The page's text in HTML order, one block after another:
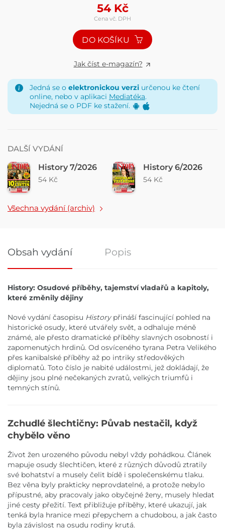
54Kč
Cena vč. DPH
DO KOŠÍKU
Jak číst e-magazín?
Jedná se o elektronickou verzi určenou ke čtení
online, nebo v aplikaci Mediatéka.
Nejedná se o PDF ke stažení.
DALŠÍ VYDÁNÍ
History 7/2026
54 Kč
History 6/2026
54 Kč
Všechna vydání (archiv)
Obsah vydání Popis
Obsah vydání
History: Osudové příběhy, tajemství vladařů a kapitoly,
které změnily dějiny
Nové vydání časopisu Historypřináší fascinující pohled na
historické osudy, které utvářely svět, a odhaluje méně
známé, ale přesto dramatické příběhy slavných osobností i
zapomenutých hrdinů. Od osvíceného tyrana Petra Velikého
přes kanibalské příběhy až po intriky středověkých
diplomatů. Toto číslo je nabité událostmi, jež dokládají, že
dějiny jsou plné nečekaných zvratů, velkých triumfů i
temných stínů.
Zchudlé šlechtičny: Půvab nestačil, když
chybělo věno
Život žen urozeného původu nebyl vždy pohádkou. Článek
mapuje osudy šlechtičen, které z různých důvodů ztratily
své bohatství a musely čelit bídě i společenskému tlaku.
Bez věna byly prakticky neprovdatelné, a protože nebylo
přípustné, aby pracovaly jako obyčejné ženy, musely hledat
jiné cesty přežití. Text přibližuje příběhy, které ukazují, jak
tenká byla hranice mezi přepychem a chudobou, a jak často
byla závislost na osudu rodiny krutá.